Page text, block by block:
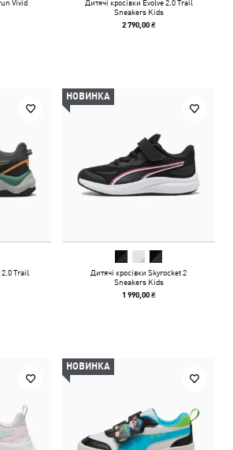
Vivid
Дитячі кросівки Evolve 2.0 Trail
Sneakers Kids
2 790,00 ₴
2.0 Trail
НОВИНКА
Дитячі кросівки Skyrocket 2
Sneakers Kids
1 990,00 ₴
НОВИНКА